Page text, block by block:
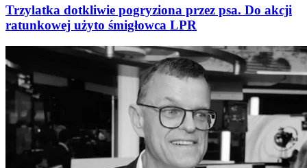
Trzylatka dotkliwie pogryziona przez psa. Do akcji
ratunkowej użyto śmigłowca LPR